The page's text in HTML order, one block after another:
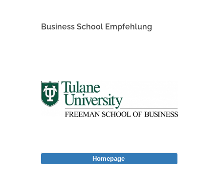
Business School Empfehlung
Homepage